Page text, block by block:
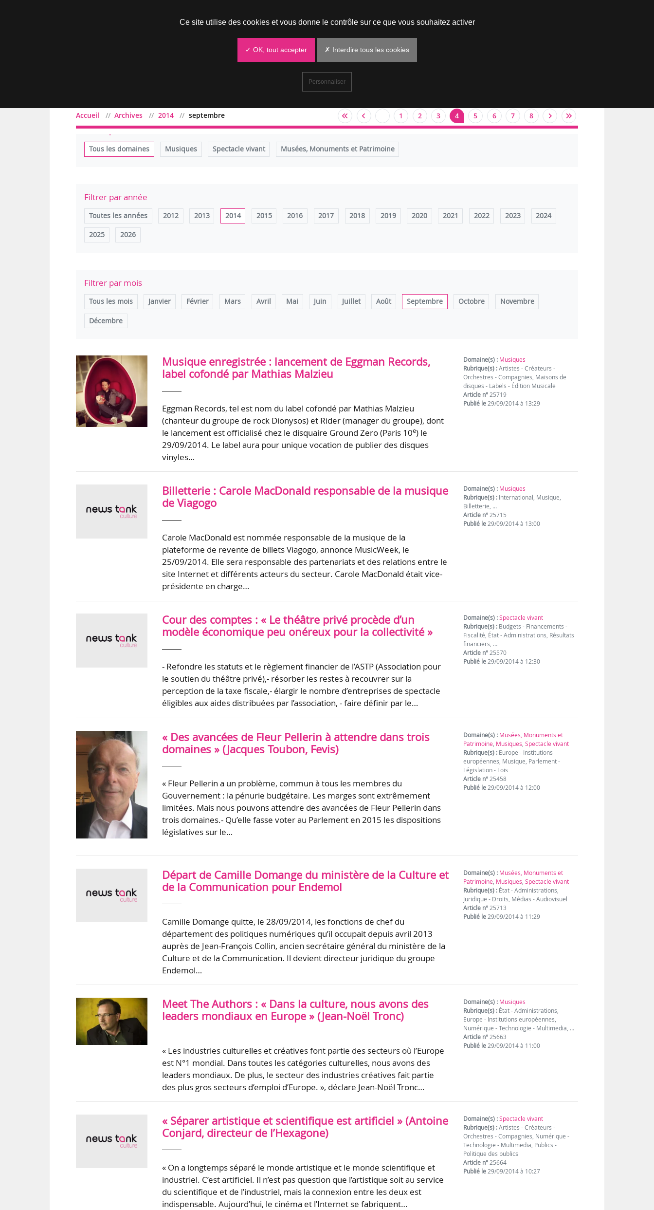
Accueil Archives 2014 septembre 1 2 3 4 5 6 7 8
Filtrer par domaine
Tous les domaines Musiques Spectacle vivant Musées, Monuments et Patrimoine
Filtrer par année
Toutes les années 2012 2013 2014 2015 2016 2017 2018 2019 2020 2021 2022 2023 2024
2025 2026
Filtrer par mois
Tous les mois Janvier Février Mars Avril Mai Juin Juillet Août Septembre Octobre Novembre
Décembre
Musique enregistrée : lancement de Eggman Records,
label cofondé par Mathias Malzieu
Eggman Records, tel est nom du label cofondé par Mathias Malzieu
(chanteur du groupe de rock Dionysos) et Rider (manager du groupe), dont
le lancement est officialisé chez le disquaire Ground Zero (Paris 10e) le
29/09/2014. Le label aura pour unique vocation de publier des disques
vinyles…
Domaine(s) : Musiques
Rubrique(s) :Artistes - Créateurs -
Orchestres - Compagnies, Maisons de
disques - Labels - Édition Musicale
Article n°25719
Publié le29/09/2014 à 13:29
Billetterie : Carole MacDonald responsable de la musique
de Viagogo
Carole MacDonald est nommée responsable de la musique de la
plateforme de revente de billets Viagogo, annonce MusicWeek, le
25/09/2014. Elle sera responsable des partenariats et des relations entre le
site Internet et différents acteurs du secteur. Carole MacDonald était vice-
présidente en charge…
Domaine(s) : Musiques
Rubrique(s) : International, Musique,
Billetterie, …
Article n°25715
Publié le29/09/2014 à 13:00
Cour des comptes : « Le théâtre privé procède d’un
modèle économique peu onéreux pour la collectivité »
- Refondre les statuts et le règlement financier de l’ASTP (Association pour
le soutien du théâtre privé),- résorber les restes à recouvrer sur la
perception de la taxe fiscale,- élargir le nombre d’entreprises de spectacle
éligibles aux aides distribuées par l’association, - faire définir par le…
Domaine(s) : Spectacle vivant
Rubrique(s) : Budgets - Financements -
Fiscalité, État - Administrations, Résultats
financiers, …
Article n°25570
Publié le29/09/2014 à 12:30
« Des avancées de Fleur Pellerin à attendre dans trois
domaines » (Jacques Toubon, Fevis)
« Fleur Pellerin a un problème, commun à tous les membres du
Gouvernement : la pénurie budgétaire. Les marges sont extrêmement
limitées. Mais nous pouvons attendre des avancées de Fleur Pellerin dans
trois domaines.- Qu’elle fasse voter au Parlement en 2015 les dispositions
législatives sur le…
Domaine(s) : Musées, Monuments et
Patrimoine, Musiques,Spectacle vivant
Rubrique(s) : Europe - Institutions
européennes, Musique, Parlement -
Législation - Lois
Article n°25458
Publié le29/09/2014 à 12:00
Départ de Camille Domange du ministère de la Culture et
de la Communication pour Endemol
Camille Domange quitte, le 28/09/2014, les fonctions de chef du
département des politiques numériques qu’il occupait depuis avril 2013
auprès de Jean-François Collin, ancien secrétaire général du ministère de la
Culture et de la Communication. Il devient directeur juridique du groupe
Endemol…
Domaine(s) : Musées, Monuments et
Patrimoine, Musiques,Spectacle vivant
Rubrique(s) : État - Administrations,
Juridique - Droits, Médias - Audiovisuel
Article n°25713
Publié le29/09/2014 à 11:29
Meet The Authors : « Dans la culture, nous avons des
leaders mondiaux en Europe » (Jean-Noël Tronc)
« Les industries culturelles et créatives font partie des secteurs où l’Europe
est N°1 mondial. Dans toutes les catégories culturelles, nous avons des
leaders mondiaux. De plus, le secteur des industries créatives fait partie
des plus gros secteurs d’emploi d’Europe. », déclare Jean-Noël Tronc…
Domaine(s) : Musiques
Rubrique(s) : État - Administrations,
Europe - Institutions européennes,
Numérique - Technologie - Multimedia, …
Article n°25663
Publié le29/09/2014 à 11:00
« Séparer artistique et scientifique est artificiel » (Antoine
Conjard, directeur de l’Hexagone)
« On a longtemps séparé le monde artistique et le monde scientifique et
industriel. C’est artificiel. Il n’est pas question que l’artistique soit au service
du scientifique et de l’industriel, mais la connexion entre les deux est
indispensable. Aujourd’hui, le cinéma et l’Internet se fabriquent…
Domaine(s) : Spectacle vivant
Rubrique(s) :Artistes - Créateurs -
Orchestres - Compagnies, Numérique -
Technologie - Multimedia, Publics -
Politique des publics
Article n°25664
Publié le29/09/2014 à 10:27
Ce site utilise des cookies et vous donne le contrôle sur ce que vous souhaitez activer
✓ OK, tout accepter ✗ Interdire tous les cookies
Personnaliser